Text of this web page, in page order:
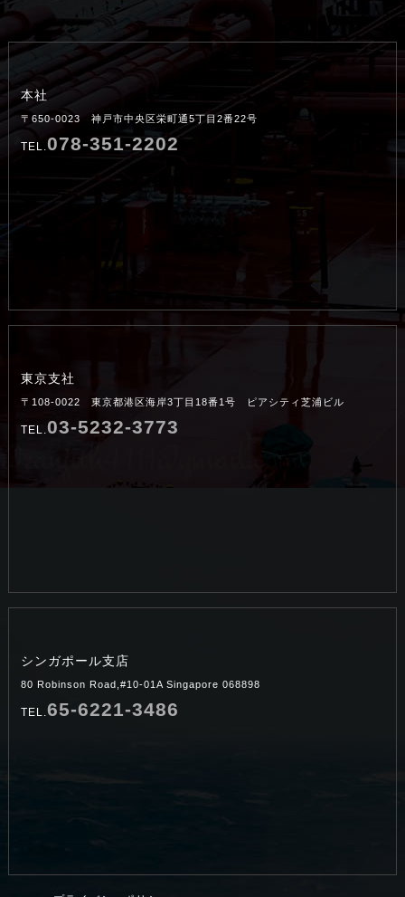
本社
〒650-0023 神戸市中央区栄町通5丁目2番22号
TEL.078-351-2202
東京支社
〒108-0022 東京都港区海岸3丁目18番1号 ピアシティ芝浦ビル
TEL. 03-5232-3773
シンガポール支店
80 Robinson Road,#10-01A Singapore 068898
TEL.65-6221-3486